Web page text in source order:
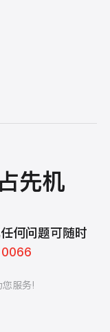
先机
何问题可随时
服务!